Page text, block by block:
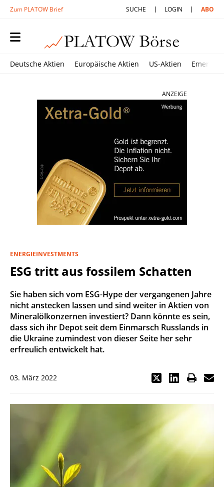
Zum PLATOW Brief SUCHE LOGIN ABO
Deutsche Aktien Europäische Aktien US-Aktien
ANZEIGE
ENERGIEINVESTMENTS
ESG tritt aus fossilem Schatten
Sie haben sich vom ESG-Hype der vergangenen Jahre
nicht anstecken lassen und sind weiter in Aktien von
Mineralölkonzernen investiert? Dann könnte es sein,
dass sich ihr Depot seit dem Einmarsch Russlands in
die Ukraine zumindest von dieser Seite her sehr
erfreulich entwickelt hat.
03. März 2022